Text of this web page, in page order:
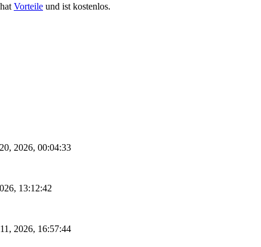
Vorteile und ist kostenlos.
2026, 00:04:33
13:12:42
2026, 16:57:44